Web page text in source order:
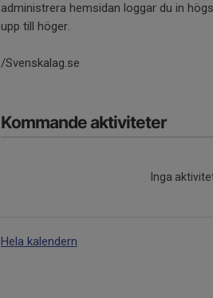
administrera hemsidan loggar du in
upp till höger.
/Svenskalag.se
Kommande aktiviteter
Inga
Hela kalendern